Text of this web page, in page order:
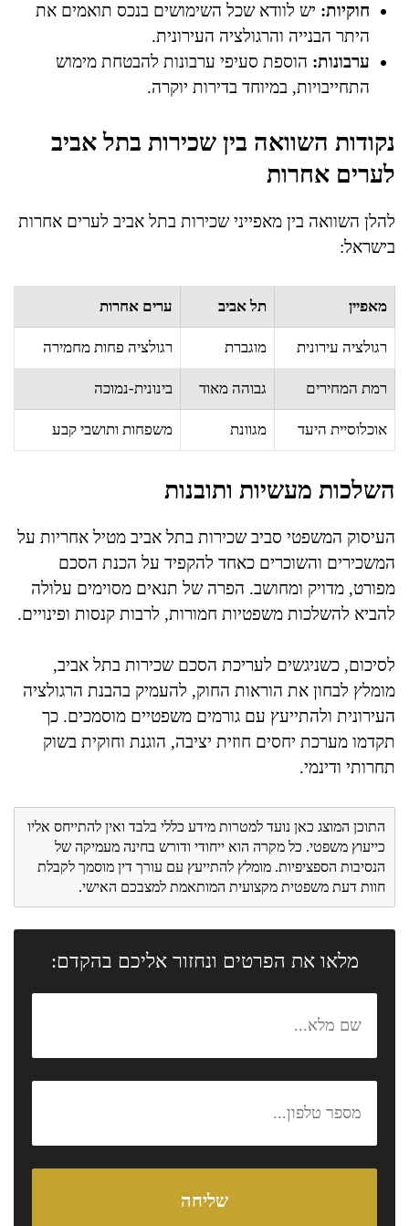
חוקיות: יש לוודא שכל השימושים בנכס תואמים את
היתר הבנייה והרגולציה העירונית.
ערבונות: הוספת סעיפי ערבונות להבטחת מימוש
התחייבויות, במיוחד בדירות יוקרה.
נקודות השוואה בין שכירות בתל אביב
לערים אחרות
להלן השוואה בין מאפייני שכירות בתל אביב לערים אחרות
בישראל:
מאפיין תל אביב ערים אחרות
רגולציה עירונית מוגברת רגולציה פחות מחמירה
רמת המחירים גבוהה מאוד בינונית-נמוכה
אוכלוסיית היעד מגוונת משפחות ותושבי קבע
השלכות מעשיות ותובנות
העיסוק המשפטי סביב שכירות בתל אביב מטיל אחריות על
המשכירים והשוכרים כאחד להקפיד על הכנת הסכם
מפורט, מדויק ומחושב. הפרה של תנאים מסוימים עלולה
להביא להשלכות משפטיות חמורות, לרבות קנסות ופינויים.
לסיכום, כשניגשים לעריכת הסכם שכירות בתל אביב,
מומלץ לבחון את הוראות החוק, להעמיק בהבנת הרגולציה
העירונית ולהתייעץ עם גורמים משפטיים מוסמכים. כך
תקדמו מערכת יחסים חוזית יציבה, הוגנת וחוקית בשוק
תחרותי ודינמי.
התוכן המוצג כאן נועד למטרות מידע כללי בלבד ואין להתייחס אליו
כייעוץ משפטי. כל מקרה הוא ייחודי ודורש בחינה מעמיקה של
הנסיבות הספציפיות. מומלץ להתייעץ עם עורך דין מוסמך לקבלת
חוות דעת משפטית מקצועית המותאמת למצבכם האישי.
מלאו את הפרטים ונחזור אליכם בהקדם: